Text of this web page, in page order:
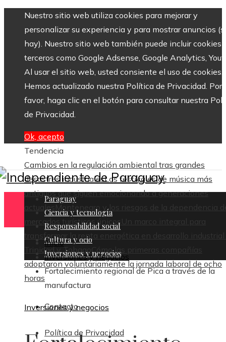
Nuestro sitio web utiliza cookies para mejorar y
personalizar su experiencia y para mostrar anuncios
hay). Nuestro sitio web también puede incluir cookies
terceros como Google Adsense, Google Analytics,
Al usar el sitio web, usted consiente el uso de cookies.
Hemos actualizado nuestra Política de Privacidad. Por
favor, haga clic en el botón para consultar nuestra
de Privacidad.
Ok, acepto
Tendencia
Cambios en la regulación ambiental tras grandes
desastres industrialesLos festivales de música más
antiguos que siguen emocionando a generaciones
actuales
Montenegro y los riesgos de la dependencia
mercados turísticos únicos Un marco integral para
transformar la renta energética en desarrollo
Trinidad y Tobago Cómo las primeras compañías
adoptaron voluntariamente la jornada laboral de ocho
horas
Contacto
Política de Privacidad
Paraguay
Ciencia y tecnología
Responsabilidad social
Cultura y ocio
Inversiones y negocios
Inicio
Inversiones y negocios
Fortalecimiento regional de Pica a través de la
manufactura
Inversiones y negocios